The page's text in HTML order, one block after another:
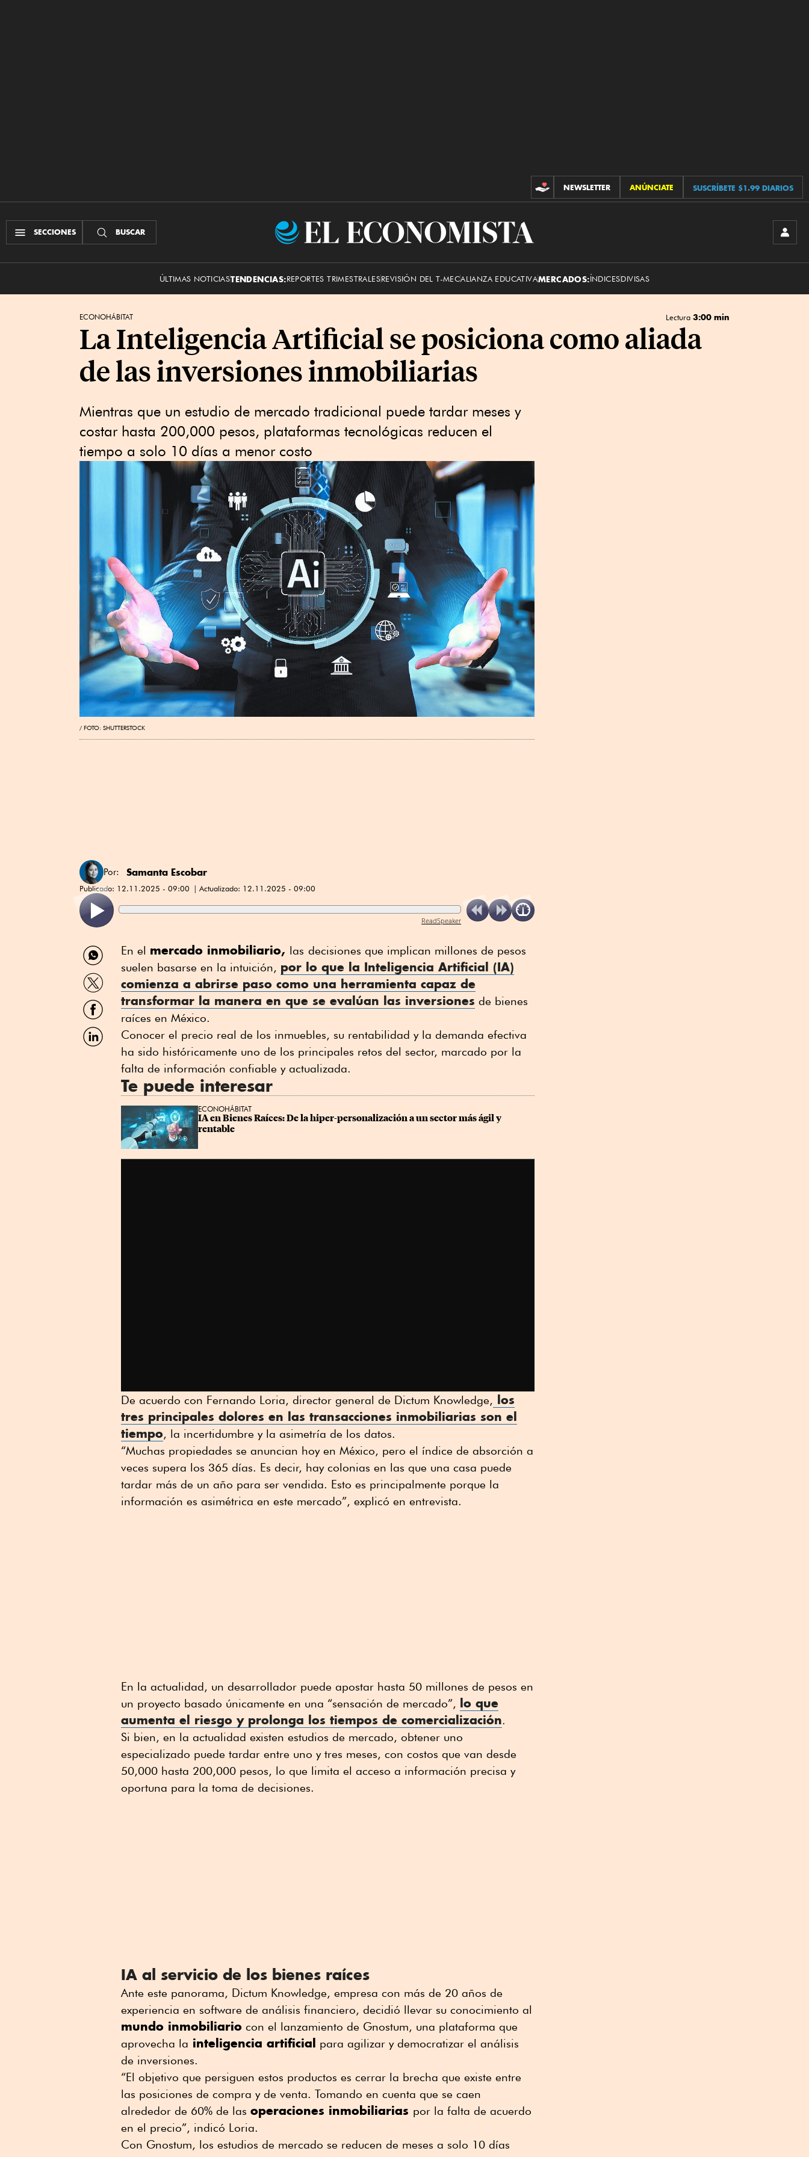
CONTRIBUCIONES
NEWSLETTER ANÚNCIATE SUSCRÍBETE $1.99 DIARIOS
SECCIONES BUSCAR
El
ÚLTIMAS NOTICIASTENDENCIAS:REPORTES TRIMESTRALESREVISIÓN DEL T-MECALIANZA EDUCATIVAMERCADOS:ÍNDICESDIVISAS
ECONOHÁBITAT Lectura 3:00 min
La Inteligencia Artificial se posiciona como aliada
de las inversiones inmobiliarias
Mientras que un estudio de mercado tradicional puede tardar meses y
costar hasta 200,000 pesos, plataformas tecnológicas reducen el
tiempo a solo 10 días a menor costo
FOTO: SHUTTERSTOCK
Por: Samanta Escobar
Publicado: 12.11.2025 - 09:00 Actualizado: 12.11.2025 - 09:00
ReadSpeaker
Compartir
por
WhatsApp
Compartir
por
Twitter
Compartir
por
Facebook
Compartir
por
En el mercado inmobiliario, las decisiones que implican millones de pesos
suelen basarse en la intuición, por lo que la Inteligencia Artificial (IA)
comienza a abrirse paso como una herramienta capaz de
transformar la manera en que se evalúan las inversiones de bienes
raíces en México.
Conocer el precio real de los inmuebles, su rentabilidad y la demanda efectiva
ha sido históricamente uno de los principales retos del sector, marcado por la
falta de información confiable y actualizada.
Te puede interesar
ECONOHÁBITAT
IA en Bienes Raíces: De la hiper-personalización a un sector más ágil y
rentable
De acuerdo con Fernando Loria, director general de Dictum Knowledge,
los
tres principales dolores en las transacciones inmobiliarias son el
tiempo, la incertidumbre y la asimetría de los datos.
“Muchas propiedades se anuncian hoy en México, pero el índice de absorción a
veces supera los 365 días. Es decir, hay colonias en las que una casa puede
tardar más de un año para ser vendida. Esto es principalmente porque la
información es asimétrica en este mercado”, explicó en entrevista.
En la actualidad, un desarrollador puede apostar hasta 50 millones de pesos en
un proyecto basado únicamente en una “sensación de mercado”, lo que
aumenta el riesgo y prolonga los tiempos de comercialización.
Si bien, en la actualidad existen estudios de mercado, obtener uno
especializado puede tardar entre uno y tres meses, con costos que van desde
50,000 hasta 200,000 pesos, lo que limita el acceso a información precisa y
oportuna para la toma de decisiones.
IA al servicio de los bienes raíces
Ante este panorama, Dictum Knowledge, empresa con más de 20 años de
experiencia en software de análisis financiero, decidió llevar su conocimiento al
mundo inmobiliario con el lanzamiento de Gnostum, una plataforma que
aprovecha la inteligencia artificial
para agilizar y democratizar el análisis
de inversiones.
“El objetivo que persiguen estos productos es cerrar la brecha que existe entre
las posiciones de compra y de venta. Tomando en cuenta que se caen
alrededor de 60% de las operaciones inmobiliarias por la falta de acuerdo
en el precio”, indicó Loria.
Con Gnostum, los estudios de mercado se reducen de meses a solo 10 días